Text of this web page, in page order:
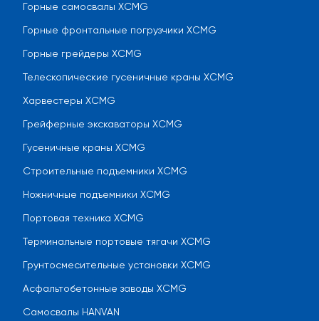
Горные самосвалы XCMG
Горные фронтальные погрузчики XCMG
Горные грейдеры XCMG
Телескопические гусеничные краны XCMG
Харвестеры XCMG
Грейферные экскаваторы XCMG
Гусеничные краны XCMG
Строительные подъемники XCMG
Ножничные подъемники XCMG
Портовая техника XCMG
Терминальные портовые тягачи XCMG
Грунтосмесительные установки XCMG
Асфальтобетонные заводы XCMG
Самосвалы HANVAN